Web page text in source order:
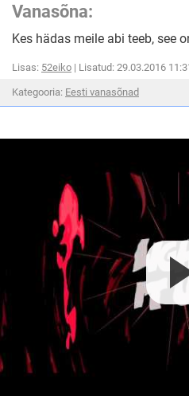
Vanasõna:
Kes hädas meile abi teeb, see
Lisas: 52eiko | Lisatud: 29.03.2016
Kategooria: Eesti vanasõnad